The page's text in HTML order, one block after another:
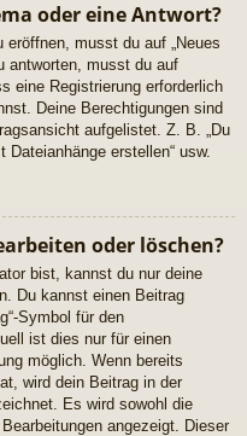
oder eine Antwort?
musst du auf „Neues
antworten, musst du auf
eine Registrierung erforderlich
Deine Berechtigungen sind
aufgelistet. Z. B. „Du
Dateianhänge erstellen“ usw.
oder löschen?
bist, kannst du nur deine
Du kannst einen Beitrag
Symbol für den
ist dies nur für einen
möglich. Wenn bereits
wird dein Beitrag in der
Es wird sowohl die
angezeigt. Dieser